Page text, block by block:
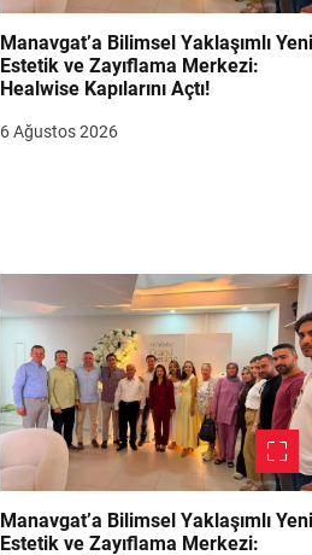
Manavgat’a Bilimsel Yaklaşımlı
Estetik ve Zayıflama Merkezi:
Healwise Kapılarını Açtı!
6 Ağustos 2026
Manavgat’a Bilimsel Yaklaşımlı
Estetik ve Zayıflama Merkezi: